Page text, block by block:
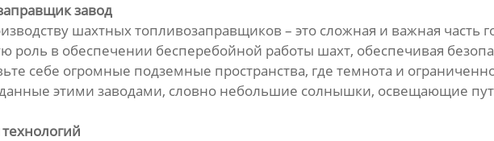
завод
шахтных топливозаправщиков – это сложная и важная
в обеспечении бесперебойной работы шахт, обеспечивая
себе огромные подземные пространства, где темнота и
этими заводами, словно небольшие солнышки, освещающие